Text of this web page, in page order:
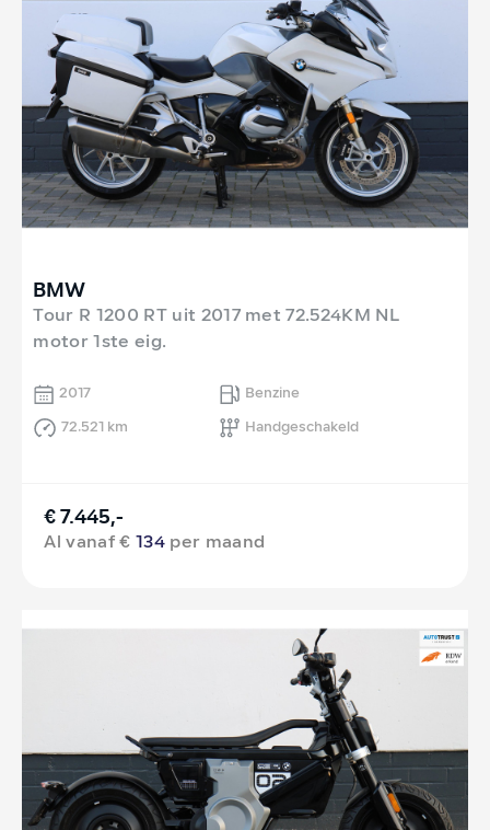
BMW
Tour R 1200 RT uit 2017 met 72.524KM NL
motor 1ste eig.
2017
Benzine
72.521 km
Handgeschakeld
€ 7.445,-
Al vanaf €134 per maand